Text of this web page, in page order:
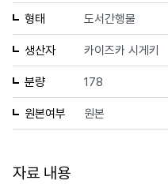
형태 도서간행물
생산자 카이즈카 시게키
분량 178
원본여부 원본
자료 내용